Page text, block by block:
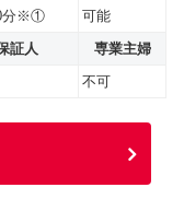
分※①
可能
証人
専業主婦
不可